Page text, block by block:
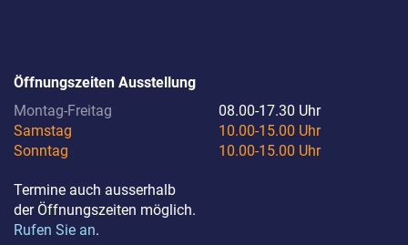
Öffnungszeiten Ausstellung
Montag-Freitag
08.00-17.30 Uhr
Samstag
10.00-15.00 Uhr
Sonntag
10.00-15.00 Uhr
Termine auch ausserhalb
der ­Öffnungszeiten möglich.
Rufen Sie an.